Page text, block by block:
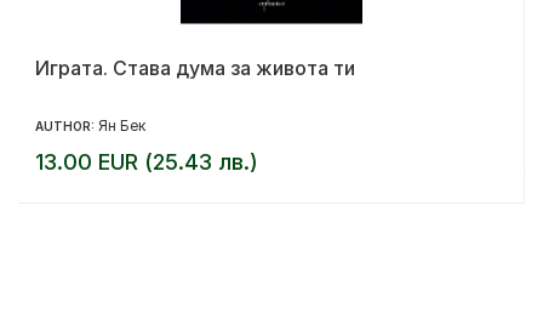
Играта. Става дума за живота ти
AUTHOR: Ян Бек
13.00 EUR (25.43 лв.)